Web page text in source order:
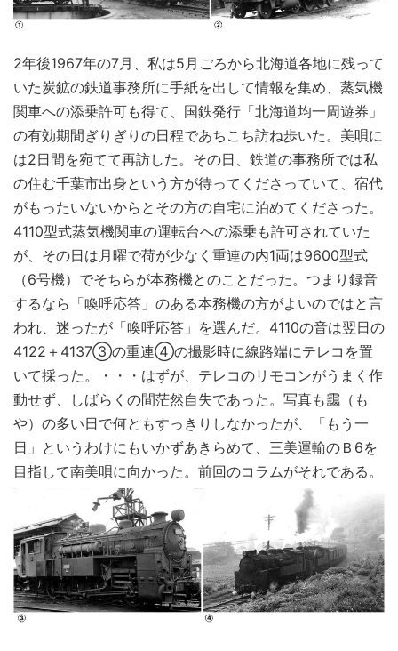
2年後1967年の7月、私は5月ごろから北海道各地に残って
いた炭鉱の鉄道事務所に手紙を出して情報を集め、蒸気機
関車への添乗許可も得て、国鉄発行「北海道均一周遊券」
の有効期間ぎりぎりの日程であちこち訪ね歩いた。美唄に
は2日間を宛てて再訪した。その日、鉄道の事務所では私
の住む千葉市出身という方が待ってくださっていて、宿代
がもったいないからとその方の自宅に泊めてくださった。
4110型式蒸気機関車の運転台への添乗も許可されていた
が、その日は月曜で荷が少なく重連の内1両は9600型式
（6号機）でそちらが本務機とのことだった。つまり録音
するなら「喚呼応答」のある本務機の方がよいのではと言
われ、迷ったが「喚呼応答」を選んだ。4110の音は翌日の
4122＋4137③の重連④の撮影時に線路端にテレコを置
いて採った。・・・はずが、テレコのリモコンがうまく作
動せず、しばらくの間茫然自失であった。写真も靄（も
や）の多い日で何ともすっきりしなかったが、「もう一
日」というわけにもいかずあきらめて、三美運輸のＢ6を
目指して南美唄に向かった。前回のコラムがそれである。